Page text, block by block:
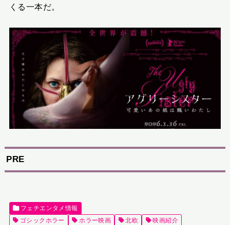
くる一本だ。
PRE
フェチエンタメ情報
ゴシックホラー
ホラー映画 北欧 映画紹介